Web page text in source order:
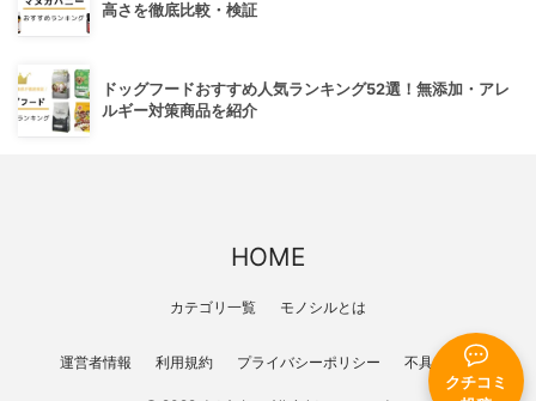
クチコミ
高さを徹底比較・検証
ドッグフードおすすめ人気ランキング52選！無添加・アレ
ルギー対策商品を紹介
HOME
カテゴリ一覧 モノシルとは
運営者情報 利用規約 プライバシーポリシー 不具合報告